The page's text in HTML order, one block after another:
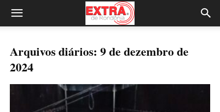
Arquivos diários: 9 de dezembro de
2024